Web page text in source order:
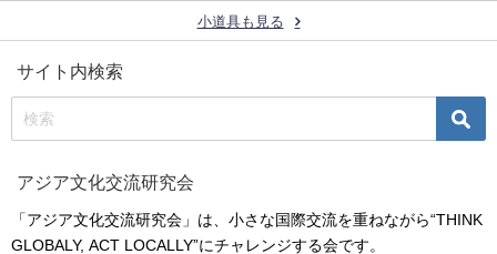
小道具も見る
サイト内検索
アジア文化交流研究会
「アジア文化交流研究会」は、小さな国際交流を重ねながら“THINK
GLOBALY, ACT LOCALLY”にチャレンジする会です。